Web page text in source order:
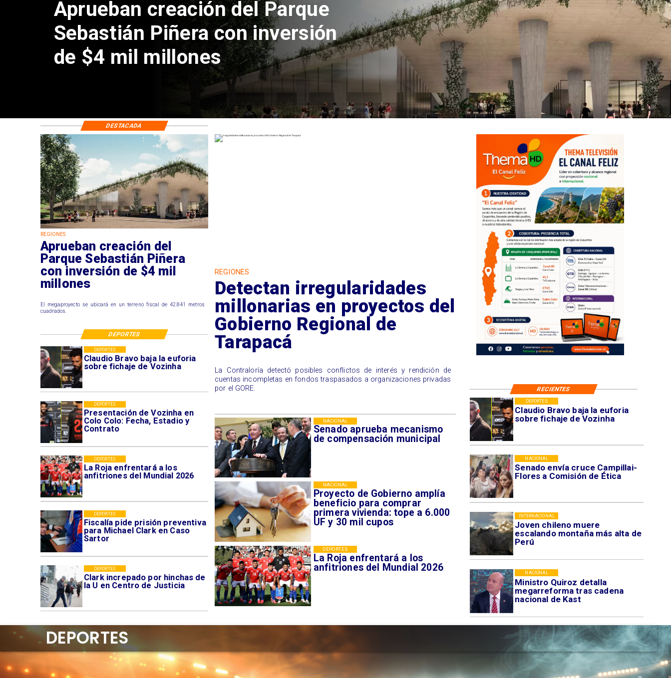
Aprueban creación del Parque
Sebastián Piñera con inversión
de $4 mil millones
Claudio Bravo baja la euforia
sobre fichaje de Vozinha
DEPORTES
Senado envía cruce Campillai-
Flores a Comisión de Ética
NACIONAL
Joven chileno muere
escalando montaña más alta de
Perú
INTERNACIONAL
Ministro Quiroz detalla
megarreforma tras cadena
nacional de Kast
NACIONAL
Claudio Bravo baja la euforia
sobre fichaje de Vozinha
DEPORTES
Presentación de Vozinha en
Colo Colo: Fecha, Estadio y
Contrato
DEPORTES
La Roja enfrentará a los
anfitriones del Mundial 2026
DEPORTES
Fiscalía pide prisión preventiva
para Michael Clark en Caso
Sartor
DEPORTES
Clark increpado por hinchas de
la U en Centro de Justicia
DEPORTES
Senado aprueba mecanismo
de compensación municipal
NACIONAL
Proyecto de Gobierno amplía
beneficio para comprar
primera vivienda: tope a 6.000
UF y 30 mil cupos
NACIONAL
La Roja enfrentará a los
anfitriones del Mundial 2026
DEPORTES
REGIONES
Aprueban creación del
Parque Sebastián Piñera
con inversión de $4 mil
millones
El megaproyecto se ubicará en un terreno fiscal de 42.841 metros
cuadrados.
REGIONES
Detectan irregularidades
millonarias en proyectos del
Gobierno Regional de
Tarapacá
La Contraloría detectó posibles conflictos de interés y rendición de
cuentas incompletas en fondos traspasados a organizaciones privadas
por el GORE.
RECIENTES
DESTACADA
DEPORTES
DEPORTES